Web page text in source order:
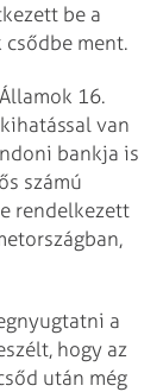
be a
csődbe ment.
16.
van
bankja is
számú
rendelkezett
a
hogy az
után még